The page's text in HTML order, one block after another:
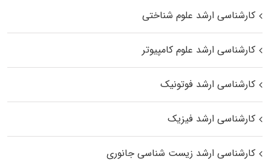
کارشناسی ارشد علوم شناختی
کارشناسی ارشد علوم کامپیوتر
کارشناسی ارشد فوتونیک
کارشناسی ارشد فیزیک
کارشناسی ارشد زیست‌ شناسی جانوری